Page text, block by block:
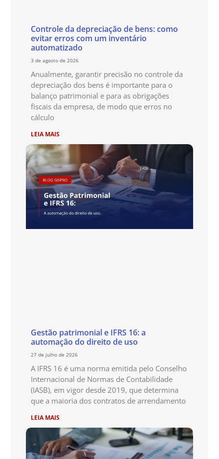
Controle da depreciação de bens: como
evitar erros com um inventário
automatizado
3 de agosto de 2026
Anualmente, garantir precisão no controle da
depreciação dos bens é importante para o
balanço patrimonial e para as obrigações
fiscais da empresa, de modo que erros no
cálculo
LEIA MAIS
Gestão patrimonial e IFRS 16: a
automação do direito de uso
27 de julho de 2026
A IFRS 16 é uma norma emitida pelo Conselho
Internacional de Normas de Contabilidade
(IASB), em vigor desde 2019, que determina
que a maioria dos contratos de arrendamento
LEIA MAIS